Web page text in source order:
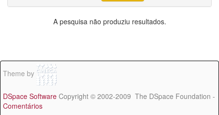
A pesquisa não produziu resultados.
Theme by
DSpace Software Copyright © 2002-2009 The DSpace Foundation -
Comentários